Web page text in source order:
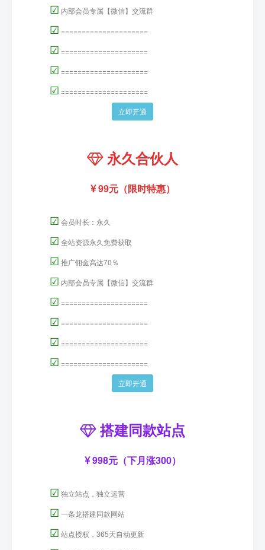
☑ 内部会员专属【微信】交流群
☑ =====================
☑ =====================
☑ =====================
☑ =====================
立即开通
永久合伙人
99元（限时特惠）
☑ 会员时长：永久
☑ 全站资源永久免费获取
☑ 推广佣金高达70％
☑ 内部会员专属【微信】交流群
☑ =====================
☑ =====================
☑ =====================
☑ =====================
立即开通
搭建同款站点
998元（下月涨300）
☑ 独立站点，独立运营
☑ 一条龙搭建同款网站
☑ 站点授权，365天自动更新